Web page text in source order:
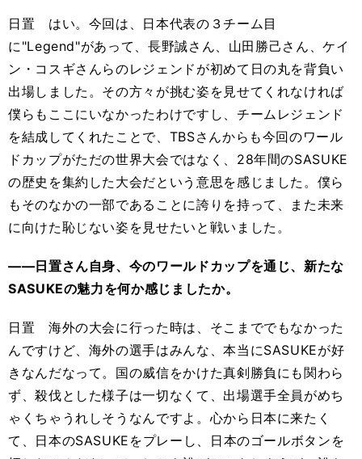
日置 はい。今回は、日本代表の３チーム目
に"Legend"があって、長野誠さん、山田勝己さん、ケイ
ン・コスギさんらのレジェンドが初めて日の丸を背負い
出場しました。その方々が挑む姿を見せてくれなければ
僕らもここにいなかったわけですし、チームレジェンド
を結成してくれたことで、TBSさんからも今回のワール
ドカップがただの世界大会ではなく、28年間のSASUKE
の歴史を集約した大会だという意思を感じました。僕ら
もそのなかの一部であることに誇りを持って、また未来
に向けた恥じない姿を見せたいと戦いました。
――日置さん自身、今のワールドカップを通じ、新たな
SASUKEの魅力を何か感じましたか。
日置 海外の大会に行った時は、そこまででもなかった
んですけど、海外の選手はみんな、本当にSASUKEが好
きなんだなって。国の威信をかけた真剣勝負にも関わら
ず、殺伐とした様子は一切なくて、出場選手全員がめち
ゃくちゃうれしそうなんですよ。心から日本に来たく
て、日本のSASUKEをプレーし、日本のゴールボタンを